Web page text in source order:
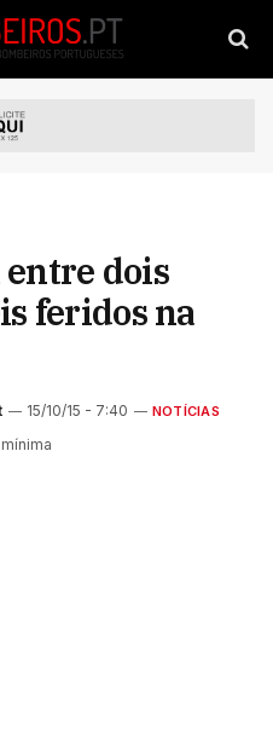
dois
feridos na
15/10/15 - 7:40 NOTÍCIAS